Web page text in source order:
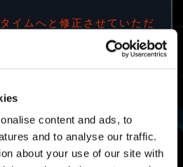
content and ads, to
and to analyse our traffic.
about your use of our site with
イムへと修正させていただ
のクリア率です。